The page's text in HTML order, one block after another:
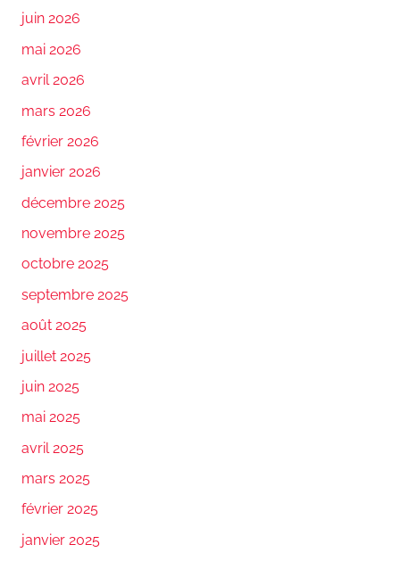
juin 2026
mai 2026
avril 2026
mars 2026
février 2026
janvier 2026
décembre 2025
novembre 2025
octobre 2025
septembre 2025
août 2025
juillet 2025
juin 2025
mai 2025
avril 2025
mars 2025
février 2025
janvier 2025